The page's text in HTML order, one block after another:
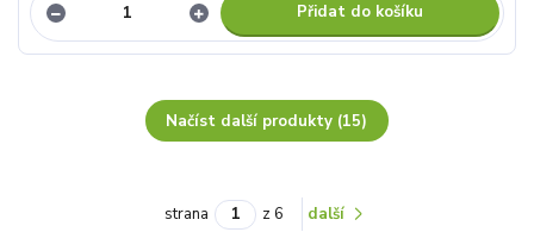
Přidat do košíku
Načíst další produkty (15)
strana z 6 další